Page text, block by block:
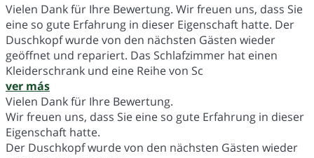
Vielen Dank für Ihre Bewertung. Wir freuen uns, dass Sie
eine so gute Erfahrung in dieser Eigenschaft hatte. Der
Duschkopf wurde von den nächsten Gästen wieder
geöffnet und repariert. Das Schlafzimmer hat einen
Kleiderschrank und eine Reihe von Sc
ver más
Vielen Dank für Ihre Bewertung.
Wir freuen uns, dass Sie eine so gute Erfahrung in dieser
Eigenschaft hatte.
Der Duschkopf wurde von den nächsten Gästen wieder